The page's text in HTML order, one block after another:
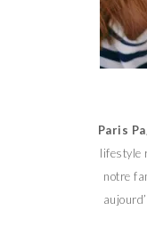
Paris
lifestyle
notre